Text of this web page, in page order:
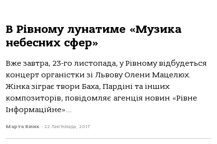
В Рівному лунатиме «Музика
небесних сфер»
Вже завтра, 23-го листопада, у Рівному відбудеться
концерт органістки зі Львову Олени Мацелюх.
Жінка зіграє твори Баха, Пардіні та інших
композиторів, повідомляє агенція новин «Рівне
Інформаційне»...
Марта Білик - 22 Листопада, 2017